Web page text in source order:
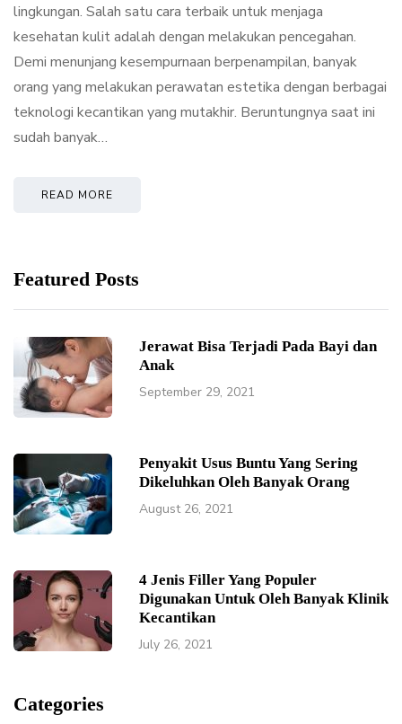
lingkungan. Salah satu cara terbaik untuk menjaga
kesehatan kulit adalah dengan melakukan pencegahan.
Demi menunjang kesempurnaan berpenampilan, banyak
orang yang melakukan perawatan estetika dengan berbagai
teknologi kecantikan yang mutakhir. Beruntungnya saat ini
sudah banyak…
READ MORE
Featured Posts
Jerawat Bisa Terjadi Pada Bayi dan
Anak
September 29, 2021
Penyakit Usus Buntu Yang Sering
Dikeluhkan Oleh Banyak Orang
August 26, 2021
4 Jenis Filler Yang Populer
Digunakan Untuk Oleh Banyak Klinik
Kecantikan
July 26, 2021
Categories